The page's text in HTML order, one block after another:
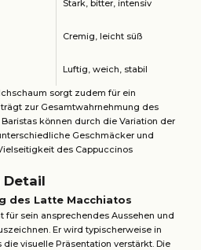
Stark, bitter, intensiv
Cremig, leicht süß
Luftig, weich, stabil
sorgt zudem für ein
zur Gesamtwahrnehmung des
können durch die Variation der
Geschmäcker und
des Cappuccinos
Detail
des Latte Macchiatos
für sein ansprechendes Aussehen und
Er wird typischerweise in
visuelle Präsentation verstärkt. Die